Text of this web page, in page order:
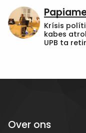
Krísis
kabes
UPB ta
Over ons